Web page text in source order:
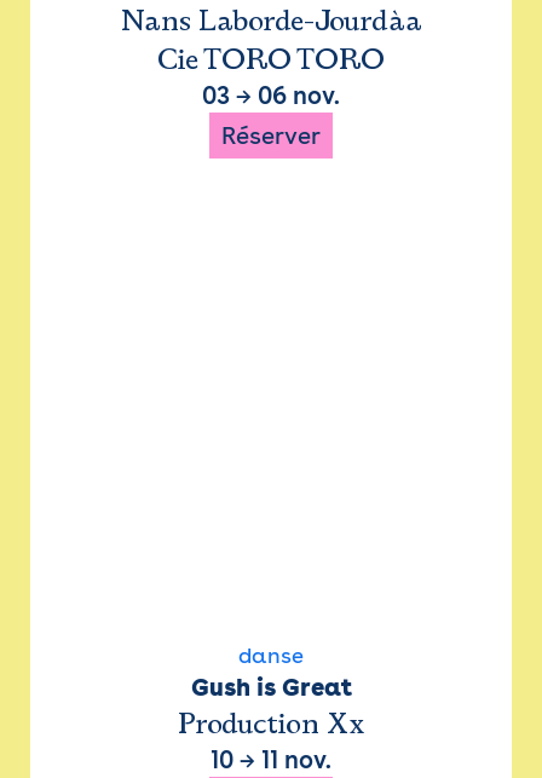
Nans Laborde-Jourdàa
Cie TORO TORO
03 → 06 nov.
Réserver
danse
Gush is Great
Production Xx
10 → 11 nov.